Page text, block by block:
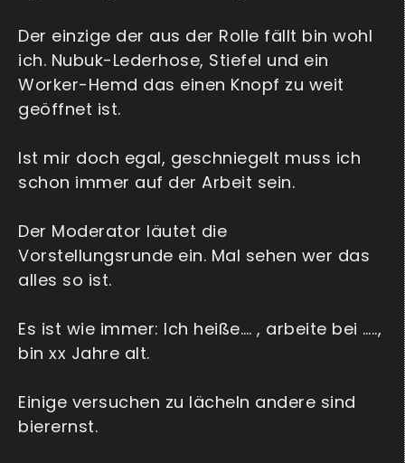
Der einzige der aus der Rolle fällt bin wohl
ich. Nubuk-Lederhose, Stiefel und ein
Worker-Hemd das einen Knopf zu weit
geöffnet ist.
Ist mir doch egal, geschniegelt muss ich
schon immer auf der Arbeit sein.
Der Moderator läutet die
Vorstellungsrunde ein. Mal sehen wer das
alles so ist.
Es ist wie immer: Ich heiße…. , arbeite bei …..,
bin xx Jahre alt.
Einige versuchen zu lächeln andere sind
bierernst.